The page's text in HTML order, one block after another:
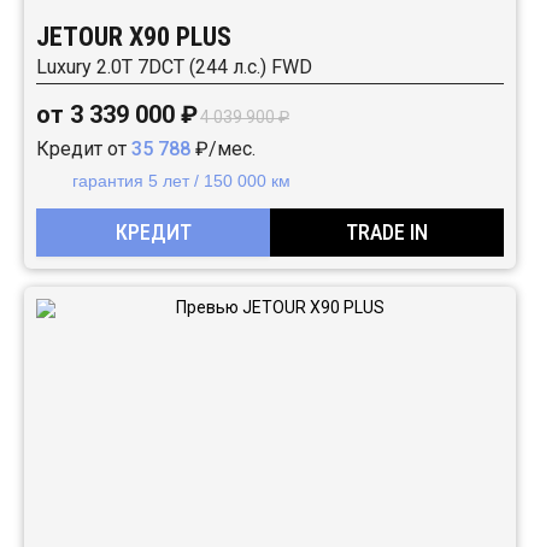
JETOUR X90 PLUS
Luxury 2.0T 7DCT (244 л.с.) FWD
от 3 339 000 ₽4 039 900 ₽
Кредит от 35 788 ₽/мес.
гарантия 5 лет / 150 000 км
КРЕДИТ TRADE IN